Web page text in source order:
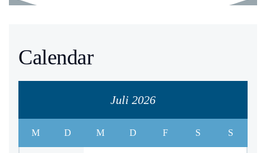
Calendar
Juli 2026
M D M D F S S